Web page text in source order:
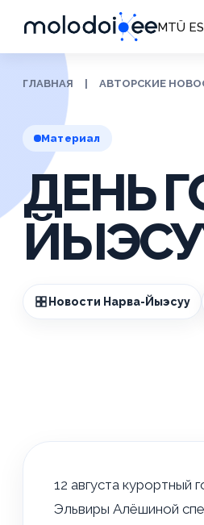
MTÜ
ГЛАВНАЯ АВТОРСКИЕ
Материал
ДЕНЬ
Новости Нарва-Йыэсуу
12 августа
Эльвиры Алёшиной